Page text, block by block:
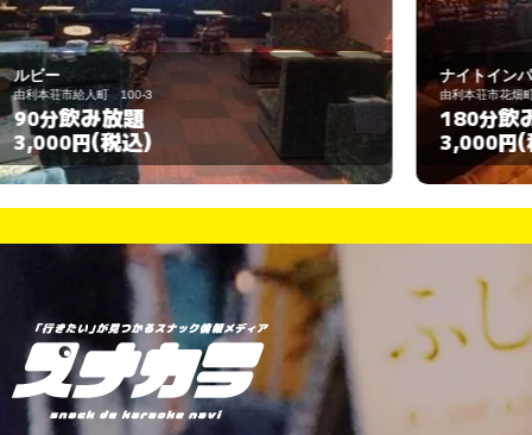
ナイトインパブ シルク
由利本荘市花畑町1-2
180分 飲み放題
3,000円 (税込)